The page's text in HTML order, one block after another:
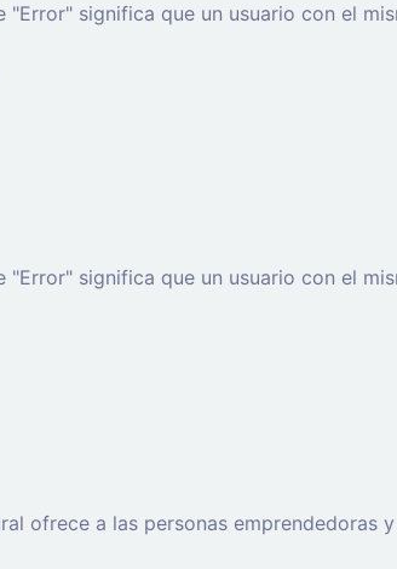
"Error" significa que un usuario con el
"Error" significa que un usuario con el
ofrece a las personas